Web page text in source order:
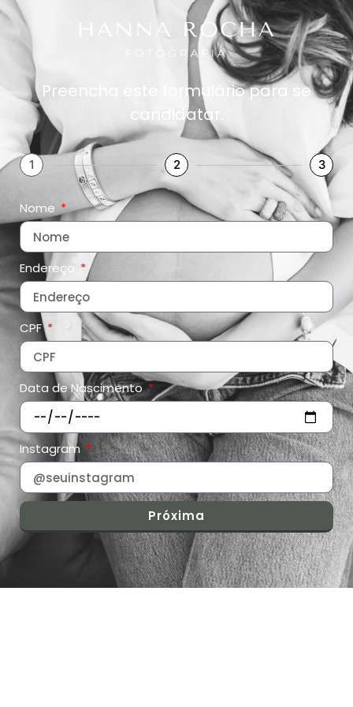
Preencha este formulário para se
candidatar.
1 2 3
Nome
Endereço
CPF
Data de Nascimento
Instagram
Próxima